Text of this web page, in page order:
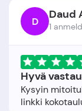
D Daud
1
Hyvä
Kysyin